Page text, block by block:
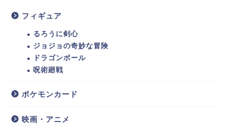
フィギュア
るろうに剣心
ジョジョの奇妙な冒険
ドラゴンボール
呪術廻戦
ポケモンカード
映画・アニメ